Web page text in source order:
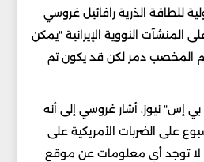
للطاقة الذرية رافائيل غروسي
المنشآت النووية الإيرانية "يمكن
المخصب دمر لكن قد يكون تم
إس" نيوز، أشار غروسي إلى أنه
على الضربات الأمريكية على
لا توجد أي معلومات عن موقع